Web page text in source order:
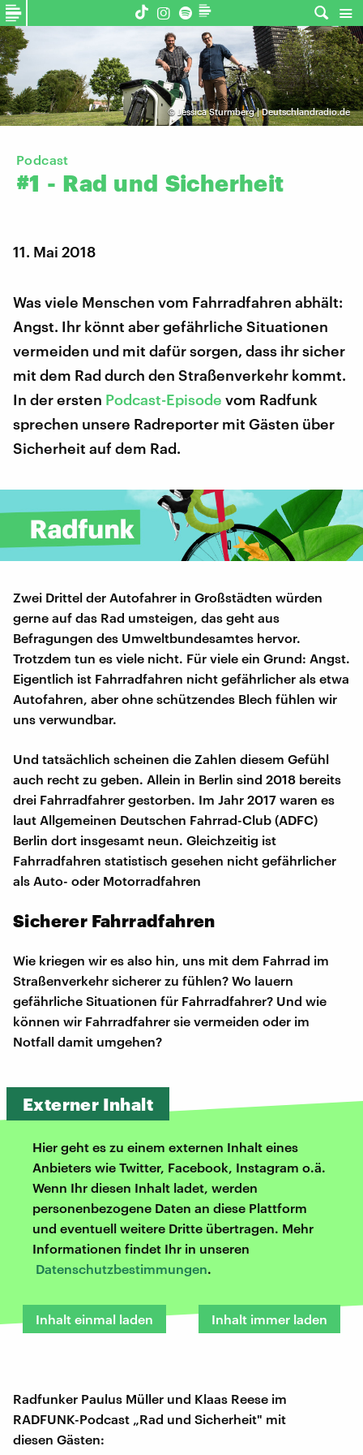
© Jessica Sturmberg | Deutschlandradio.de
Podcast
#1 - Rad und Sicherheit
11. Mai 2018
Was viele Menschen vom Fahrradfahren abhält:
Angst. Ihr könnt aber gefährliche Situationen
vermeiden und mit dafür sorgen, dass ihr sicher
mit dem Rad durch den Straßenverkehr kommt.
In der ersten Podcast-Episode vom Radfunk
sprechen unsere Radreporter mit Gästen über
Sicherheit auf dem Rad.
Zwei Drittel der Autofahrer in Großstädten würden
gerne auf das Rad umsteigen, das geht aus
Befragungen des Umweltbundesamtes hervor.
Trotzdem tun es viele nicht. Für viele ein Grund: Angst.
Eigentlich ist Fahrradfahren nicht gefährlicher als etwa
Autofahren, aber ohne schützendes Blech fühlen wir
uns verwundbar.
Und tatsächlich scheinen die Zahlen diesem Gefühl
auch recht zu geben. Allein in Berlin sind 2018 bereits
drei Fahrradfahrer gestorben. Im Jahr 2017 waren es
laut Allgemeinen Deutschen Fahrrad-Club (ADFC)
Berlin dort insgesamt neun. Gleichzeitig ist
Fahrradfahren statistisch gesehen nicht gefährlicher
als Auto- oder Motorradfahren
Sicherer Fahrradfahren
Wie kriegen wir es also hin, uns mit dem Fahrrad im
Straßenverkehr sicherer zu fühlen? Wo lauern
gefährliche Situationen für Fahrradfahrer? Und wie
können wir Fahrradfahrer sie vermeiden oder im
Notfall damit umgehen?
Externer Inhalt
Hier geht es zu einem externen Inhalt eines
Anbieters wie Twitter, Facebook, Instagram o.ä.
Wenn Ihr diesen Inhalt ladet, werden
personenbezogene Daten an diese Plattform
und eventuell weitere Dritte übertragen. Mehr
Informationen findet Ihr in unseren
Datenschutzbestimmungen.
Inhalt einmal laden Inhalt immer laden
Radfunker Paulus Müller und Klaas Reese im
RADFUNK-Podcast „Rad und Sicherheit" mit
diesen Gästen: